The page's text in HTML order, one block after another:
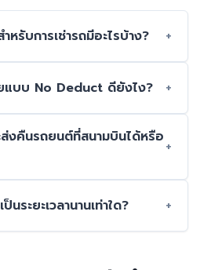
หรับการเช่ารถมีอะไรบ้าง?
แบบ No Deduct ดียังไง?
งคืนรถยนต์ที่สนามบินได้หรือ
นระยะเวลานานเท่าใด?